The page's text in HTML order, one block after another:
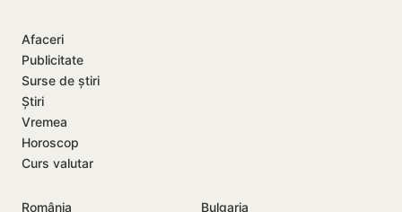
Afaceri
Publicitate
Surse de știri
Știri
Vremea
Horoscop
Curs valutar
România Bulgaria